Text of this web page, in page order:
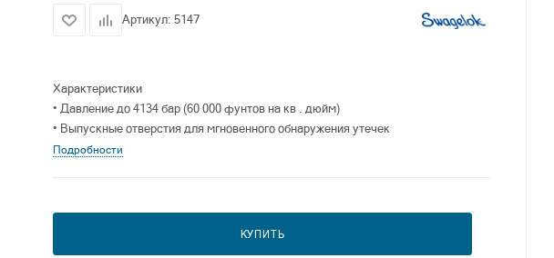
Артикул: 5147
Характеристики
• Давление до 4134 бар (60 000 фунтов на кв . дюйм)
• Выпускные отверстия для мгновенного обнаружения утечек
Подробности
КУПИТЬ